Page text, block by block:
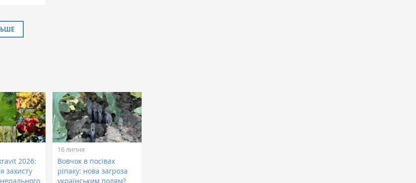
2026:
захисту
16 липня
Вовчок в посівах
ріпаку: нова загроза
українським полям?